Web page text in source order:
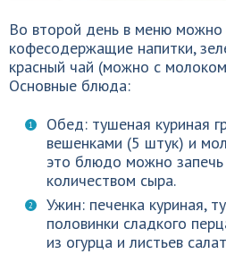
Во второй день в меню можно
кофесодержащие напитки,
красный чай (можно с
Основные блюда:
Обед: тушеная куриная
вешенками (5 штук) и
это блюдо можно
количеством сыра.
Ужин: печенка куриная,
половинки сладкого
из огурца и листьев